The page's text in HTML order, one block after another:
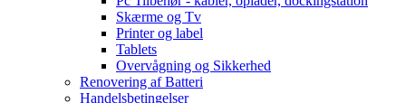
Skærme og Tv
Printer og label
Tablets
Overvågning og Sikkerhed
Renovering af Batteri
Handelsbetingelser